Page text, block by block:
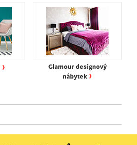
›
Glamour designový
nábytek ›